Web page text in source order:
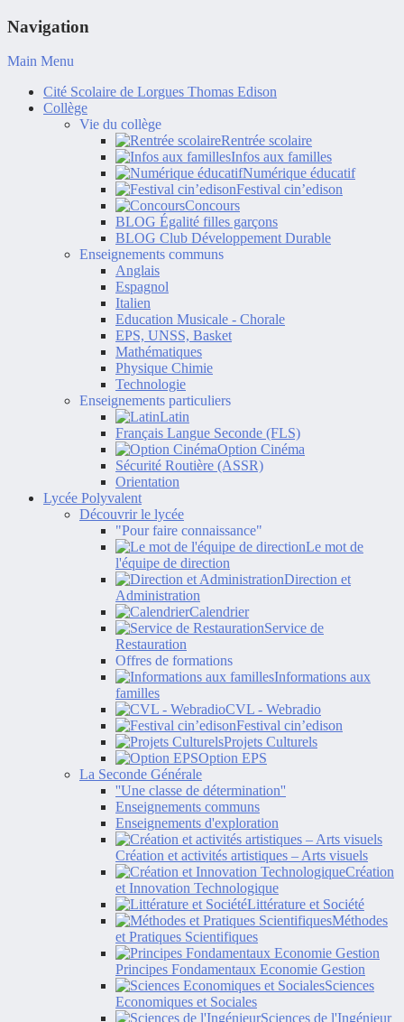
Navigation
Main Menu
Cité Scolaire de Lorgues Thomas Edison
Collège
Vie du collège
Rentrée scolaire
Infos aux familles
Numérique éducatif
Festival cin’edison
Concours
BLOG Égalité filles garçons
BLOG Club Développement Durable
Enseignements communs
Anglais
Espagnol
Italien
Education Musicale - Chorale
EPS, UNSS, Basket
Mathématiques
Physique Chimie
Technologie
Enseignements particuliers
Latin
Français Langue Seconde (FLS)
Option Cinéma
Sécurité Routière (ASSR)
Orientation
Lycée Polyvalent
Découvrir le lycée
"Pour faire connaissance"
Le mot de
l'équipe de direction
Direction et
Administration
Calendrier
Service de
Restauration
Offres de formations
Informations aux
familles
CVL - Webradio
Festival cin’edison
Projets Culturels
Option EPS
La Seconde Générale
''Une classe de détermination''
Enseignements communs
Enseignements d'exploration
Création et activités artistiques – Arts visuels
Création
et Innovation Technologique
Littérature et Société
Méthodes
et Pratiques Scientifiques
Principes Fondamentaux Economie Gestion
Sciences
Economiques et Sociales
Sciences de l'Ingénieur